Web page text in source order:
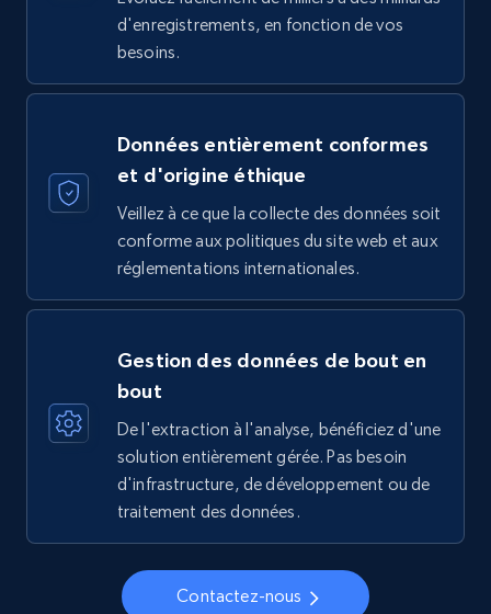
d'enregistrements, en fonction de vos
besoins.
Données entièrement conformes
et d'origine éthique
Veillez à ce que la collecte des données soit
conforme aux politiques du site web et aux
réglementations internationales.
Gestion des données de bout en
bout
De l'extraction à l'analyse, bénéficiez d'une
solution entièrement gérée. Pas besoin
d'infrastructure, de développement ou de
traitement des données.
Contactez-nous